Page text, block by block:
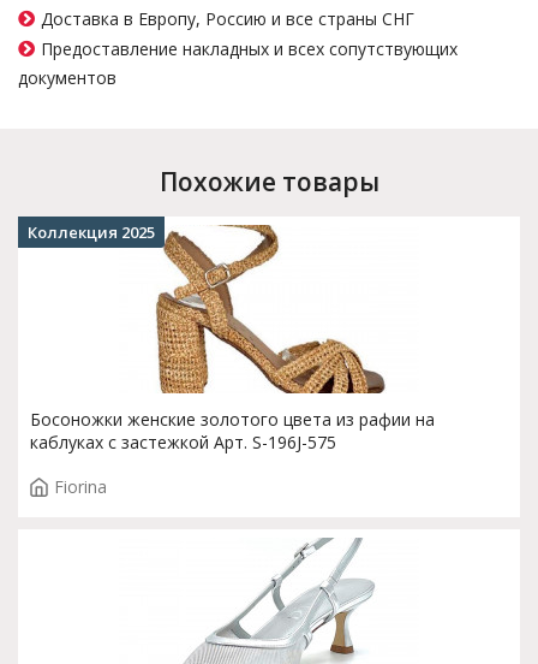
Доставка в Европу, Россию и все страны СНГ
Предоставление накладных и всех сопутствующих
документов
Похожие товары
Босоножки женские золотого цвета из рафии на
каблуках с застежкой Арт. S-196J-575
Fiorina
Коллекция 2025